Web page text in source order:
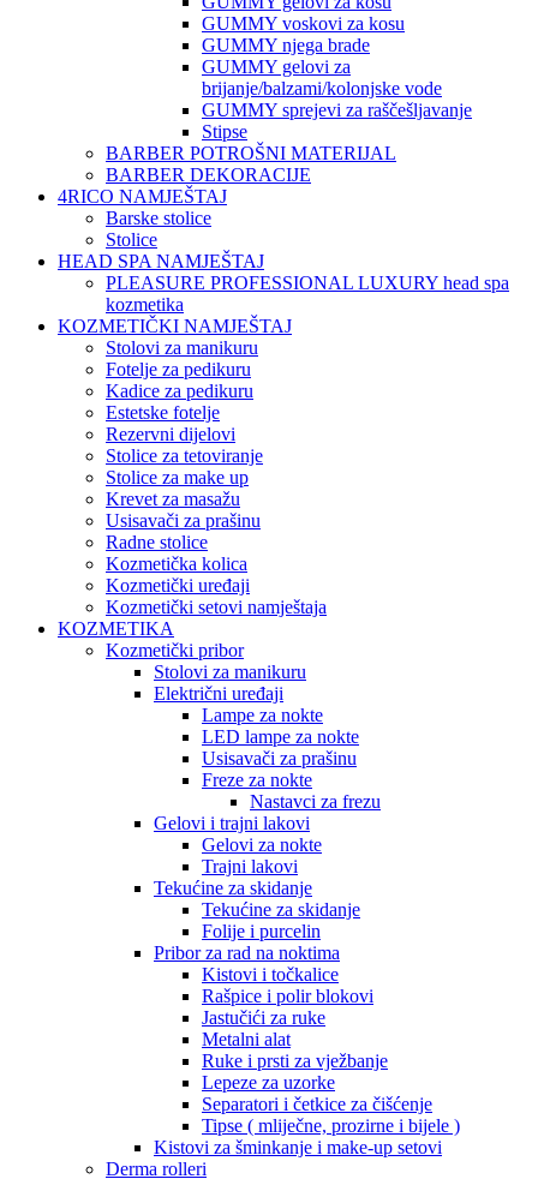
GUMMY voskovi za kosu
GUMMY njega brade
GUMMY gelovi za
brijanje/balzami/kolonjske vode
GUMMY sprejevi za raščešljavanje
Stipse
BARBER POTROŠNI MATERIJAL
BARBER DEKORACIJE
4RICO NAMJEŠTAJ
Barske stolice
Stolice
HEAD SPA NAMJEŠTAJ
PLEASURE PROFESSIONAL LUXURY head spa
kozmetika
KOZMETIČKI NAMJEŠTAJ
Stolovi za manikuru
Fotelje za pedikuru
Kadice za pedikuru
Estetske fotelje
Rezervni dijelovi
Stolice za tetoviranje
Stolice za make up
Krevet za masažu
Usisavači za prašinu
Radne stolice
Kozmetička kolica
Kozmetički uređaji
Kozmetički setovi namještaja
KOZMETIKA
Kozmetički pribor
Stolovi za manikuru
Električni uređaji
Lampe za nokte
LED lampe za nokte
Usisavači za prašinu
Freze za nokte
Nastavci za frezu
Gelovi i trajni lakovi
Gelovi za nokte
Trajni lakovi
Tekućine za skidanje
Tekućine za skidanje
Folije i purcelin
Pribor za rad na noktima
Kistovi i točkalice
Rašpice i polir blokovi
Jastučići za ruke
Metalni alat
Ruke i prsti za vježbanje
Lepeze za uzorke
Separatori i četkice za čišćenje
Tipse ( mliječne, prozirne i bijele )
Kistovi za šminkanje i make-up setovi
Derma rolleri